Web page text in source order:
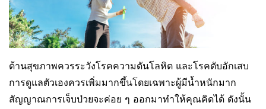
ด้านสุขภาพควรระวังโรคความดันโลหิต และโรคตับอักเสบ
การดูแลตัวเองควรเพิ่มมากขึ้นโดยเฉพาะผู้มีน้ำหนักมาก
สัญญาณการเจ็บป่วยจะค่อย ๆ ออกมาทำให้คุณคิดได้ ดังนั้น